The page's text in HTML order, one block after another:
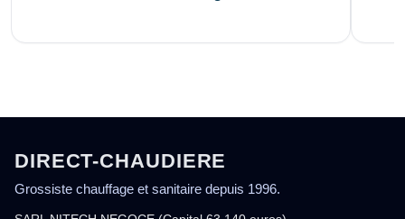
DIRECT-CHAUDIERE
Grossiste chauffage et sanitaire depuis 1996.